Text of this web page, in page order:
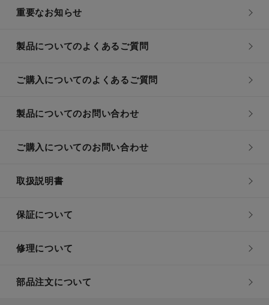
重要なお知らせ
製品についてのよくあるご質問
ご購入についてのよくあるご質問
製品についてのお問い合わせ
ご購入についてのお問い合わせ
取扱説明書
保証について
修理について
部品注文について